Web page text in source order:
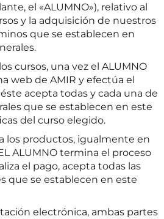
el «ALUMNO»), relativo al
y la adquisición de nuestros
que se establecen en
cursos, una vez el ALUMNO
web de AMIR y efectúa el
acepta todas y cada una de
que se establecen en este
del curso elegido.
los productos, igualmente en
ALUMNO termina el proceso
el pago, acepta todas las
que se establecen en este
electrónica, ambas partes